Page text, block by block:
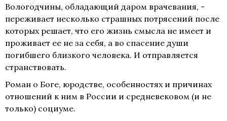
Вологодчины, обладающий даром врачевания, -
переживает несколько страшных потрясений после
которых решает, что его жизнь смысла не имеет и
проживает ее не за себя, а во спасение души
погибшего близкого человека. И отправляется
странствовать.
Роман о Боге, юродстве, особенностях и причинах
отношений к ним в России и средневековом (и не
только) социуме.